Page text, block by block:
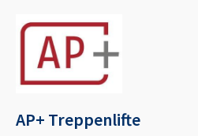
AP+ Treppenlifte